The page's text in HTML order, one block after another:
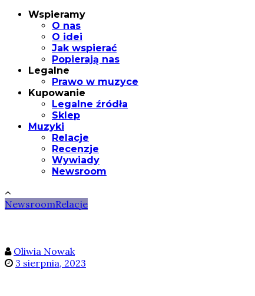
Wspieramy
O nas
O idei
Jak wspierać
Popierają nas
Legalne
Prawo w muzyce
Kupowanie
Legalne źródła
Sklep
Muzyki
Relacje
Recenzje
Wywiady
Newsroom
NewsroomRelacje
Oliwia Nowak
3 sierpnia, 2023